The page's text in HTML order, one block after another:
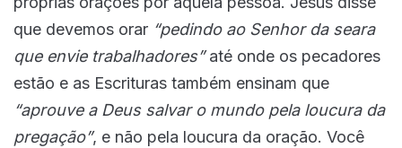
que devemos orar “pedindo ao Senhor da seara
que envie trabalhadores”até onde os pecadores
estão e as Escrituras também ensinam que
“aprouve a Deus salvar o mundo pela loucura da
pregação”, e não pela loucura da oração. Você